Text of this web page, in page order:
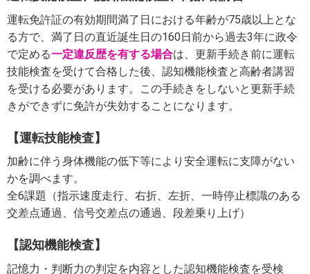
運転免許証の有効期間満了日における年齢が75歳以上とな
る方で、満了日の直近誕生日の160日前から過去3年に政令
で定める一定違反歴を有する場合は、更新手続き前に運転
技能検査を受けて合格した後、認知機能検査と高齢者講習
を受ける必要があります。この手続きをしないと更新手続
きができずに免許が失効することになります。
【運転技能検査】
加齢に伴う身体機能の低下等により安全運転に支障がない
かを調べます。
全6課題（指示速度走行、右折、左折、一時停止標識のある
交差点通過、信号交差点の通過、段差乗り上げ）
【認知機能検査】
記憶力・判断力の判定を内容とした認知機能検査を受検